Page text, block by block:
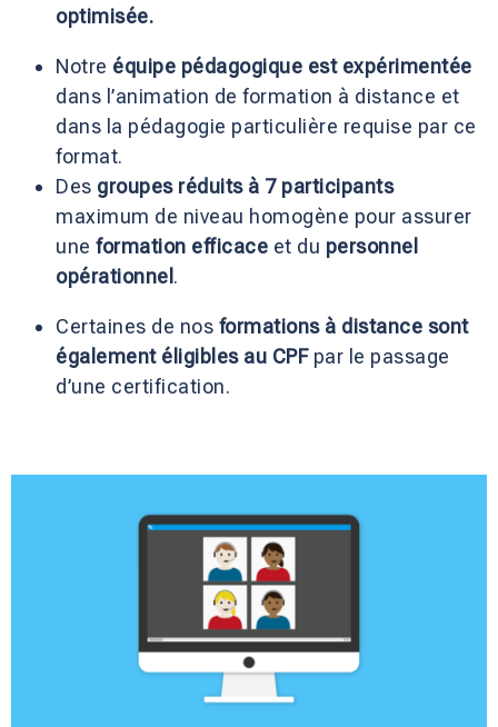
optimisée.
Notre équipe pédagogique est expérimentée
dans l’animation de formation à distance et
dans la pédagogie particulière requise par ce
format.
Des groupes réduits à 7 participants
maximum de niveau homogène pour assurer
une formation efficace et du personnel
opérationnel .
Certaines de nos formations à distance sont
également éligibles au CPFpar le passage
d’une certification.